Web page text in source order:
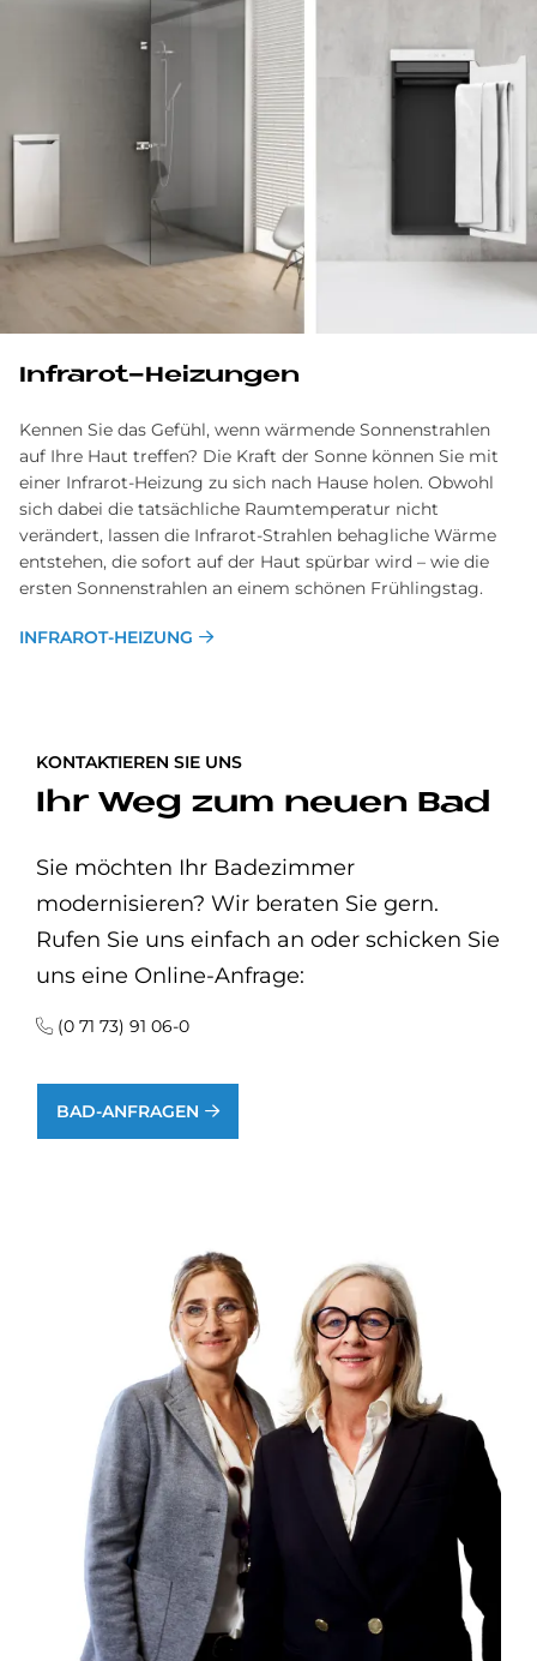
In­fra­rot-Hei­zungen
Kennen Sie das Gefühl, wenn wärmende Sonnenstrahlen
auf Ihre Haut treffen? Die Kraft der Sonne können Sie mit
einer Infrarot-Heizung zu sich nach Hause holen. Obwohl
sich dabei die tatsächliche Raumtemperatur nicht
verändert, lassen die Infrarot-Strahlen behagliche Wärme
entstehen, die sofort auf der Haut spürbar wird – wie die
ersten Sonnenstrahlen an einem schönen Frühlingstag.
INFRAROT-HEIZUNG
KONTAKTIEREN SIE UNS
Ihr Weg zum neuen Bad
Sie möchten Ihr Badezimmer
modernisieren? Wir beraten Sie gern.
Rufen Sie uns einfach an oder schicken Sie
uns eine Online-Anfrage:
(0 71 73) 91 06-0
BAD-ANFRAGEN